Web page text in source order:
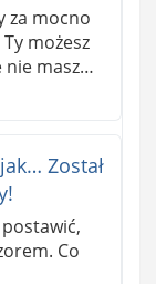
za mocno
możesz
nie masz…
Został
Co